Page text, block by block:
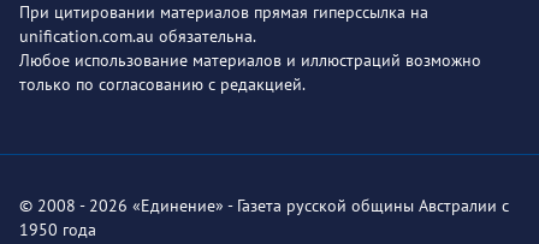
При цитировании материалов прямая гиперссылка на
unification.com.au обязательна.
Любое использование материалов и иллюстраций возможно
только по согласованию с редакцией.
© 2008 - 2026 «Единение» - Газета русской общины Австралии с
1950 года